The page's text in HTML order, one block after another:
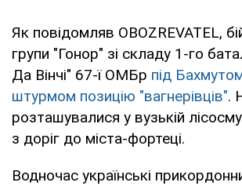
Як повідомляв OBOZREVATEL,
групи "Гонор" зі складу 1-го
Да Вінчі" 67-ї ОМБр під
штурмом позицію "вагнерівців".
розташувалися у вузькій
з доріг до міста-фортеці.
Водночас українські